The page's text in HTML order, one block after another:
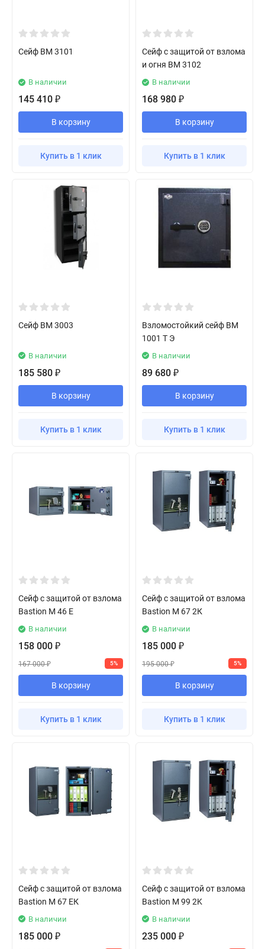
Сейф BM 3101
В наличии
145 410 ₽
В корзину
Купить в 1 клик
Сейф с защитой от взлома
и огня BM 3102
В наличии
168 980 ₽
В корзину
Купить в 1 клик
Сейф BM 3003
В наличии
185 580 ₽
В корзину
Купить в 1 клик
Взломостойкий сейф BM
1001 Т Э
В наличии
89 680 ₽
В корзину
Купить в 1 клик
Сейф с защитой от взлома
Bastion M 46 E
В наличии
158 000 ₽
167 000₽ 5%
В корзину
Купить в 1 клик
Сейф с защитой от взлома
Bastion M 67 2К
В наличии
185 000 ₽
195 000₽ 5%
В корзину
Купить в 1 клик
Сейф с защитой от взлома
Bastion M 67 ЕК
В наличии
185 000 ₽
Сейф с защитой от взлома
Bastion M 99 2K
В наличии
235 000 ₽